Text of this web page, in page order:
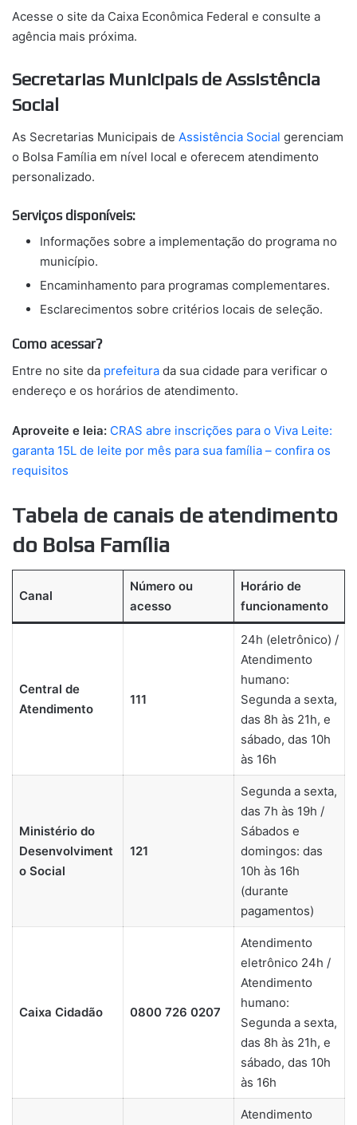
Acesse o site da Caixa Econômica Federal e consulte a
agência mais próxima.
Secretarias Municipais de Assistência
Social
As Secretarias Municipais de Assistência Social gerenciam
o Bolsa Família em nível local e oferecem atendimento
personalizado.
Serviços disponíveis:
Informações sobre a implementação do programa no
município.
Encaminhamento para programas complementares.
Esclarecimentos sobre critérios locais de seleção.
Como acessar?
Entre no site da prefeitura da sua cidade para verificar o
endereço e os horários de atendimento.
Aproveite e leia: CRAS abre inscrições para o Viva Leite:
garanta 15L de leite por mês para sua família – confira os
requisitos
Tabela de canais de atendimento
do Bolsa Família
Canal
Número ou
acesso
Horário de
funcionamento
Central de
Atendimento
111
24h (eletrônico) /
Atendimento
humano:
Segunda a sexta,
das 8h às 21h, e
sábado, das 10h
às 16h
Ministério do
Desenvolviment
o Social
121
Segunda a sexta,
das 7h às 19h /
Sábados e
domingos: das
10h às 16h
(durante
pagamentos)
Caixa Cidadão 0800 726 0207
Atendimento
eletrônico 24h /
Atendimento
humano:
Segunda a sexta,
das 8h às 21h, e
sábado, das 10h
às 16h
Atendimento